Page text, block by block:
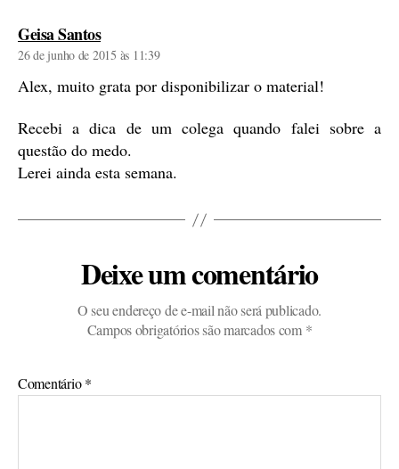
Geisa Santosdiz:
26 de junho de 2015 às 11:39
Alex, muito grata por disponibilizar o material!
Recebi a dica de um colega quando falei sobre a
questão do medo.
Lerei ainda esta semana.
Deixe um comentário
O seu endereço de e-mail não será publicado.
Campos obrigatórios são marcados com *
Comentário*